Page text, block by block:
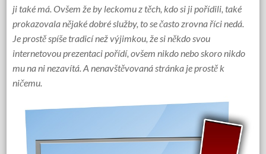
ji také má. Ovšem že by leckomu z těch, kdo si ji pořídili, také
prokazovala nějaké dobré služby, to se často zrovna říci nedá.
Je prostě spíše tradicí než výjimkou, že si někdo svou
internetovou prezentaci pořídí, ovšem nikdo nebo skoro nikdo
mu na ni nezavítá. A nenavštěvovaná stránka je prostě k
ničemu.